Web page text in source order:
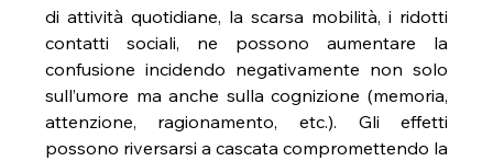
di attività quotidiane, la scarsa mobilità, i ridotti
contatti sociali, ne possono aumentare la
confusione incidendo negativamente non solo
sull’umore ma anche sulla cognizione (memoria,
attenzione, ragionamento, etc.). Gli effetti
possono riversarsi a cascata compromettendo la